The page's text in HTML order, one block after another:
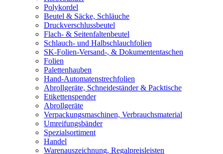
Polykordel
Beutel & Säcke, Schläuche
Druckverschlussbeutel
Flach- & Seitenfaltenbeutel
Schlauch- und Halbschlauchfolien
SK-Folien-Versand-, & Dokumententaschen
Folien
Palettenhauben
Hand-Automatenstrechfolien
Abrollgeräte, Schneideständer & Packtische
Etikettenspender
Abrollgeräte
Verpackungsmaschinen, Verbrauchsmaterial
Umreifungsbänder
Spezialsortiment
Handel
Warenauszeichnung, Regalpreisleisten